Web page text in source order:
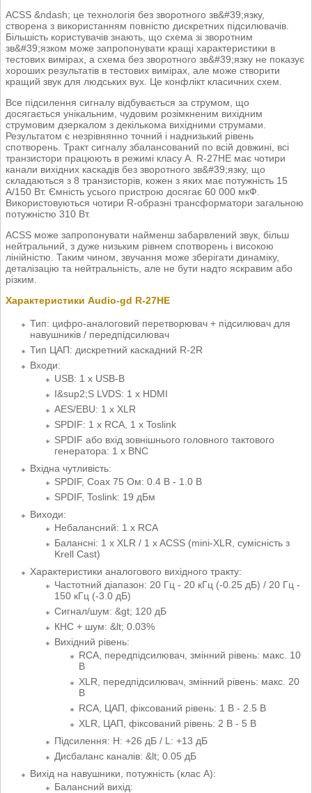
ACSS &ndash; це технологія без зворотного зв&#39;язку,
створена з використанням повністю дискретних підсилювачів.
Більшість користувачів знають, що схема зі зворотним
зв&#39;язком може запропонувати кращі характеристики в
тестових вимірах, а схема без зворотного зв&#39;язку не показує
хороших результатів в тестових вимірах, але може створити
кращий звук для людських вух. Це конфлікт класичних схем.
Все підсилення сигналу відбувається за струмом, що
досягається унікальним, чудовим розімкненим вихідним
струмовим дзеркалом з декількома вихідними струмами.
Результатом є незрівнянно точний і наднизький рівень
спотворень. Тракт сигналу збалансований по всій довжині, всі
транзистори працюють в режимі класу А. R-27HE має чотири
канали вихідних каскадів без зворотного зв&#39;язку, що
складаються з 8 транзисторів, кожен з яких має потужність 15
А/150 Вт. Ємність усього пристрою досягає 60 000 мкФ.
Використовуються чотири R-образні трансформатори загальною
потужністю 310 Вт.
ACSS може запропонувати найменш забарвлений звук, більш
нейтральний, з дуже низьким рівнем спотворень і високою
лінійністю. Таким чином, звучання може зберігати динаміку,
деталізацію та нейтральність, але не бути надто яскравим або
різким.
Характеристики Audio-gd R-27HE
Тип: цифро-аналоговий перетворювач + підсилювач для
навушників / передпідсилювач
Тип ЦАП: дискретний каскадний R-2R
Входи:
USB: 1 х USB-B
I&sup2;S LVDS: 1 x HDMI
AES/EBU: 1 x XLR
SPDIF: 1 x RCA, 1 x Toslink
SPDIF або вхід зовнішнього головного тактового
генератора: 1 x BNC
Вхідна чутливість:
SPDIF, Coax 75 Ом: 0.4 В - 1.0 В
SPDIF, Toslink: 19 дБм
Виходи:
Небалансний: 1 х RCA
Балансні: 1 x XLR / 1 x ACSS (mini-XLR, сумісність з
Krell Cast)
Характеристики аналогового вихідного тракту:
Частотний діапазон: 20 Гц - 20 кГц (-0.25 дБ) / 20 Гц -
150 кГц (-3.0 дБ)
Сигнал/шум: &gt; 120 дБ
КНС + шум: &lt; 0.03%
Вихідний рівень:
RCA, передпідсилювач, змінний рівень: макс. 10
В
XLR, передпідсилювач, змінний рівень: макс. 20
В
RCA, ЦАП, фіксований рівень: 1 В - 2.5 В
XLR, ЦАП, фіксований рівень: 2 В - 5 В
Підсилення: H: +26 дБ / L: +13 дБ
Дисбаланс каналів: &lt; 0.05 дБ
Вихід на навушники, потужність (клас А):
Балансний вихід: